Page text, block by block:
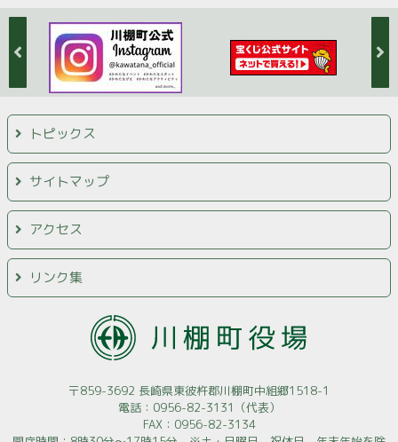
トピックス
サイトマップ
アクセス
リンク集
〒859-3692 長崎県東彼杵郡川棚町中組郷1518-1
電話：0956-82-3131（代表）
FAX：0956-82-3134